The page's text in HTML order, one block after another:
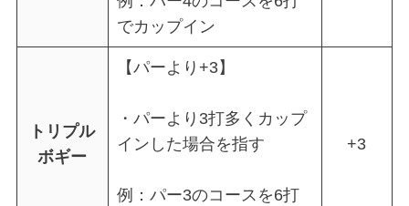
でカップイン
トリプル
ボギー
【パーより+3】
・パーより3打多くカップ
インした場合を指す
例：パー3のコースを6打
+3